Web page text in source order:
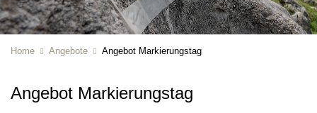
Home Angebote Angebot Markierungstag
Angebot Markierungstag